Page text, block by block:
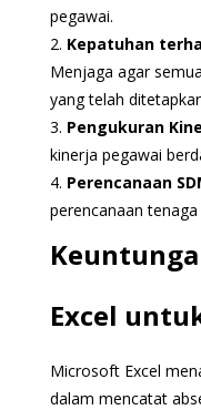
pegawai.
2. Kepatuhan
Menjaga agar
yang telah
3. Pengukuran
kinerja pegawai
4. Perencanaan
perencanaan
Excel
Microsoft Excel
dalam mencatat